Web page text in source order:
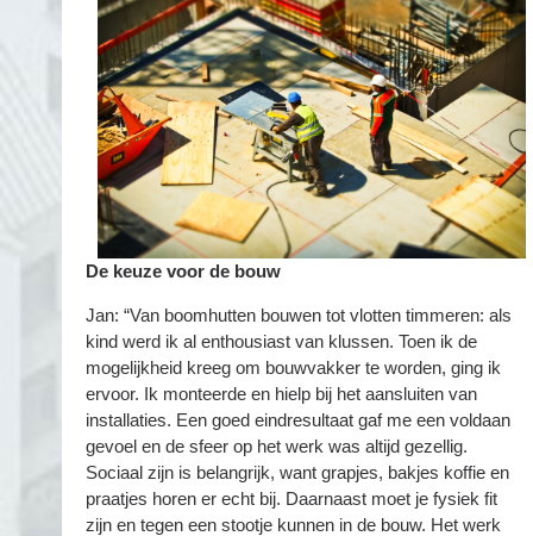
De keuze voor de bouw
Jan: “Van boomhutten bouwen tot vlotten timmeren: als
kind werd ik al enthousiast van klussen. Toen ik de
mogelijkheid kreeg om bouwvakker te worden, ging ik
ervoor. Ik monteerde en hielp bij het aansluiten van
installaties. Een goed eindresultaat gaf me een voldaan
gevoel en de sfeer op het werk was altijd gezellig.
Sociaal zijn is belangrijk, want grapjes, bakjes koffie en
praatjes horen er echt bij. Daarnaast moet je fysiek fit
zijn en tegen een stootje kunnen in de bouw. Het werk